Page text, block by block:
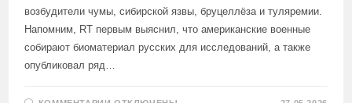
возбудители чумы, сибирской язвы, бруцеллёза и туляремии.
Напомним, RT первым выяснил, что американские военные
собирают биоматериал русских для исследований, а также
опубликовал ряд…